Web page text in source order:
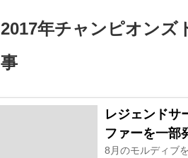
2017年チャンピオンズ
事
レジェンドサ
ファーを一部
8月のモルディブ